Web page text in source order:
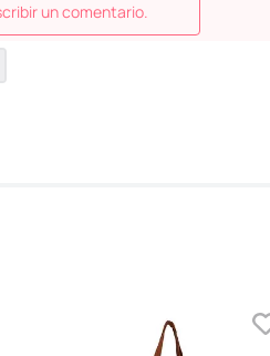
un comentario.